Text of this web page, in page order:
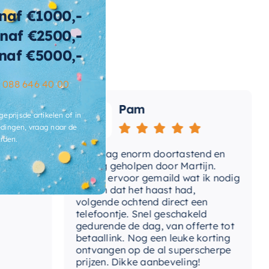
Ja
2-3 weken
Pam
Vandaag enorm doortastend en
prettig geholpen door Martijn.
Avond ervoor gemaild wat ik nodig
had en dat het haast had,
volgende ochtend direct een
telefoontje. Snel geschakeld
gedurende de dag, van offerte tot
betaallink. Nog een leuke korting
ontvangen op de al superscherpe
prijzen. Dikke aanbeveling!
€1000,-
€2500,-
€5000,-
088 646 40 00
artikelen of in
vraag naar de